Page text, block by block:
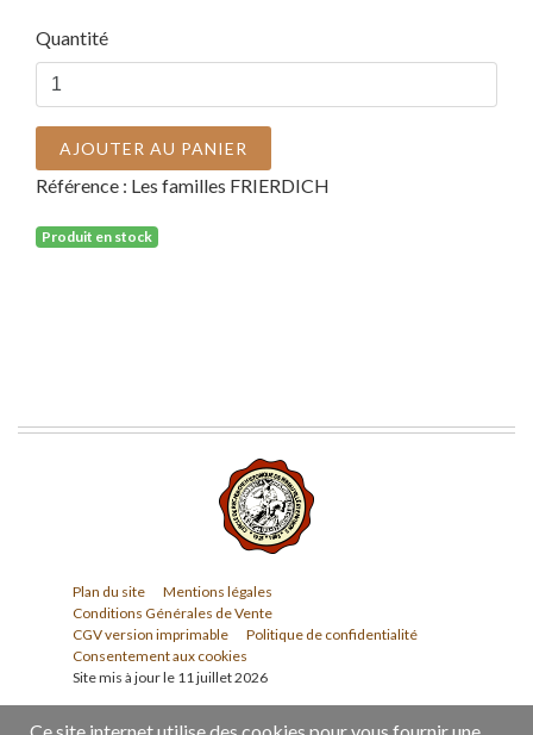
Quantité
AJOUTER AU PANIER
Référence : Les familles FRIERDICH
Produit en stock
Plan du site
Mentions légales
Conditions Générales de Vente
CGV version imprimable
Politique de confidentialité
Consentement aux cookies
Site mis à jour le 11 juillet 2026